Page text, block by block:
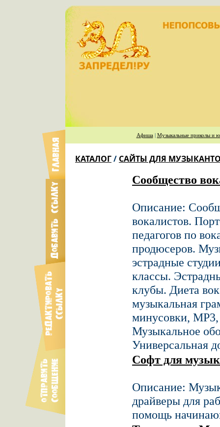
Афиша| Музыкальные приколы и
КАТАЛОГ/ САЙТЫ ДЛЯ
Сообщество
Описание:
вокалистов.
педагогов по
продюсеров.
эстрадные
классы.
клубы. Диета
музыкальная
минусовки,
Музыкальное
Универсальная
Софт для
Описание:
драйверы для
помощь